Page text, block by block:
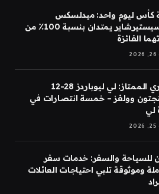
كأس ليوم واحد: ميدلسكس
وورسيستيرشاير يمتدان بنسبة 100٪ من
الفائزة
الدوري الممتاز: لي ليوباردز 28-12
وولفز – خمسة انتصارات في
لي
للسياحة والسفر: خدمات سفر
وموثوقة تلبي احتياجات العائلات